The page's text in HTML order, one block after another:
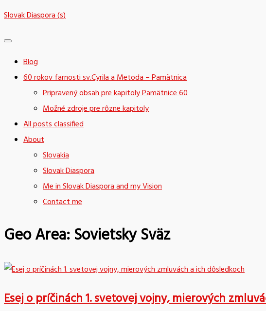
Skip
content
Slovak Diaspora (s)
Blog
60 rokov farnosti sv.Cyrila a Metoda – Pamätnica
Pripravený obsah pre kapitoly Pamätnice 60
Možné zdroje pre rôzne kapitoly
All posts classified
About
Slovakia
Slovak Diaspora
Me in Slovak Diaspora and my Vision
Contact me
Geo Area:Sovietsky Sväz
Esej o príčinách 1. svetovej vojny, mierových